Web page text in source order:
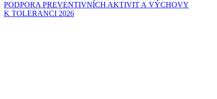
PODPORA PREVENTIVNÍCH AKTIVIT A VÝCHOVY
K TOLERANCI 2026